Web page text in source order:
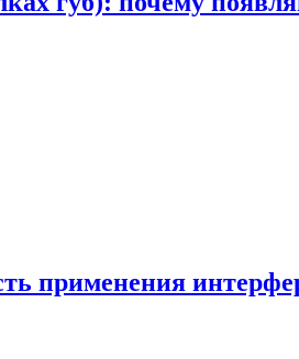
применения